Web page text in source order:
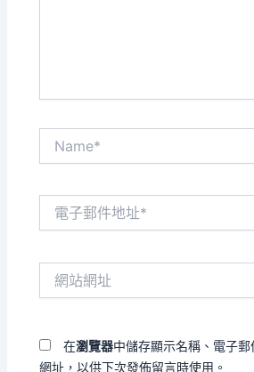
在瀏覽器中儲存顯示名稱、電子
網址，以供下次發佈留言時使用。